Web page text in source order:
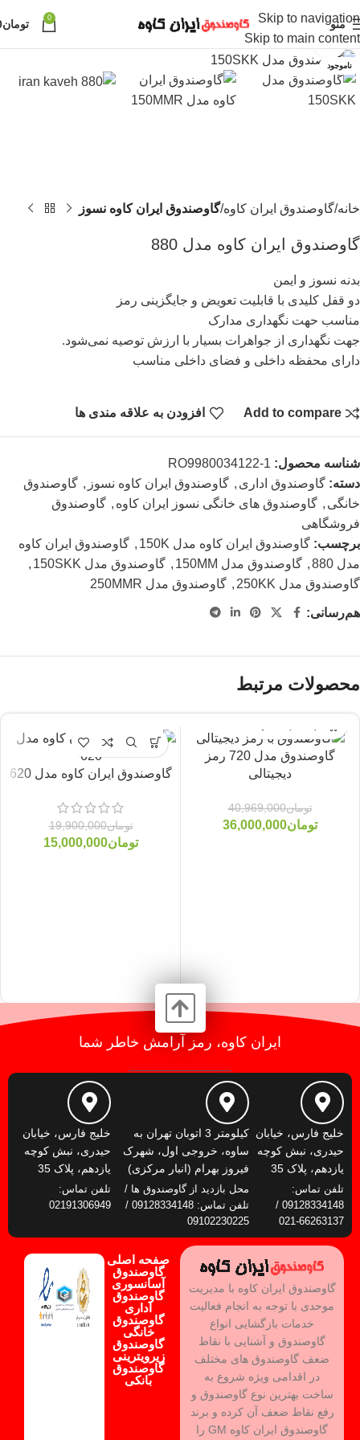
Skip to navigation
Skip to main content
منو 0 تومان
ناموجود
برای بزرگنمایی کلیک کنید
خانه گاوصندوق ایران کاوه گاوصندوق ایران کاوه نسوز
گاوصندوق ایران کاوه مدل 880
بدنه نسوز و ایمن
دو قفل کلیدی با قابلیت تعویض و جایگزینی رمز
مناسب حهت نگهداری مدارک
جهت نگهداری از جواهرات بسیار با ارزش توصیه نمی‌شود.
دارای محفظه داخلی و فضای داخلی مناسب
Add to compare افزودن به علاقه مندی ها
شناسه محصول: RO9980034122-1
دسته: گاوصندوق اداری , گاوصندوق ایران کاوه نسوز , گاوصندوق
خانگی , گاوصندوق های خانگی نسوز ایران کاوه , گاوصندوق
فروشگاهی
برچسب: گاوصندوق ایران کاوه مدل 150K , گاوصندوق ایران کاوه
مدل 880
, گاوصندوق مدل 150MM , گاوصندوق مدل 150SKK
,
گاوصندوق مدل 250KK
, گاوصندوق مدل 250MMR
هم‌رسانی:
محصولات مرتبط
گاوصندوق مدل 720 رمز
دیجیتالی
تومان40,969,000
تومان36,000,000
گاوصندوق ایران کاوه مدل 620
تومان19,900,000
تومان15,000,000
ایران کاوه، رمز آرامش خاطر شما
خلیج فارس، خیابان
حیدری، نبش کوچه
یازدهم، پلاک 35
تلفن تماس:
09128334148 /
66263137-021
کیلومتر 3 اتوبان تهران به
ساوه، خروجی اول، شهرک
فیروز بهرام (انبار مرکزی)
محل بازدید از گاوصندوق ها /
تلفن تماس: 09128334148 /
09102230225
خلیج فارس، خیابان
حیدری، نبش کوچه
یازدهم، پلاک 35
تلفن تماس:
02191306949
گاوصندوق ایران کاوه با مدیریت
موحدی با توجه به انجام فعالیت
خدمات بازگشایی انواع
گاوصندوق و آشنایی با نقاط
ضعف گاوصندوق های مختلف
در اقدامی ویژه شروع به
ساخت بهترین نوع گاوصندوق و
رفع نقاط ضعف آن کرده و برند
گاوصندوق ایران کاوه GM را
صفحه اصلی
گاوصندوق
آسانسوری
گاوصندوق
اداری
گاوصندوق
خانگی
گاوصندوق
زیرویترینی
گاوصندوق
بانکی